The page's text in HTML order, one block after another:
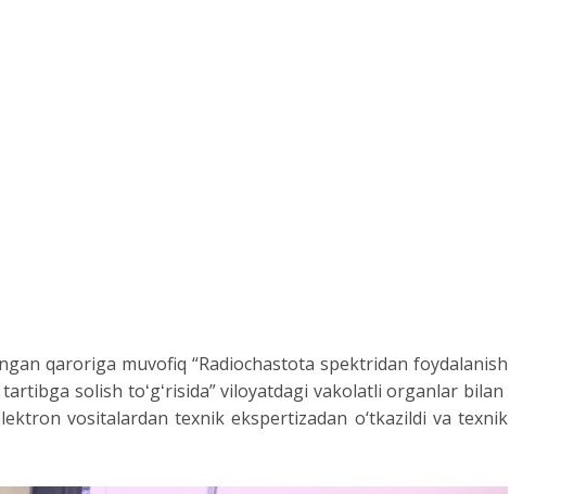
qaroriga muvofiq “Radiochastota spektridan foydalanish
solish toʻgʻrisida” viloyatdagi vakolatli organlar bilan
vositalardan texnik ekspertizadan o‘tkazildi va texnik